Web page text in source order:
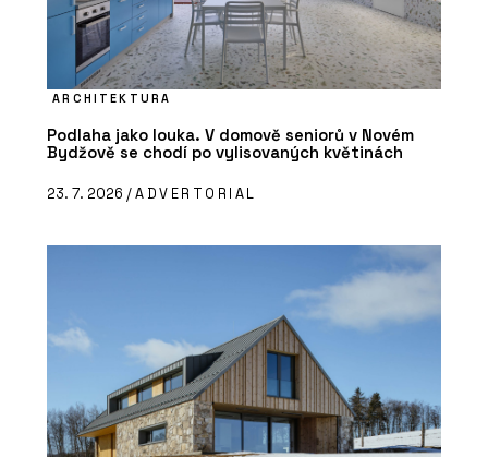
ARCHITEKTURA
Podlaha jako louka. V domově seniorů v Novém
Bydžově se chodí po vylisovaných květinách
23. 7. 2026 /ADVERTORIAL